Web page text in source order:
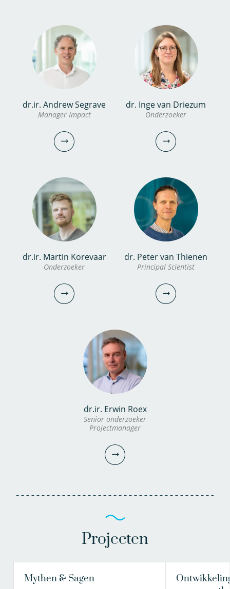
joeri.willet@kwrwater.nl
profiel
janine.de.wit@kwrwater.nl
bekijk profiel
dr.ir. Karel van
Senior onderzoeker
030-6069697
karel.van.laarhoven@kwrwater.nl
bekijk profiel
Lisa Andrews MSc
lisa.andrews@kwrwater.nl
bekijk profiel
dr.ir. Andrew Segrave
Manager Impact
dr.ir. Andrew Segrave
Manager Impact
Andrew.Segrave@kwrwater.nl
bekijk profiel
dr. Inge van Driezum
Onderzoeker
dr. Inge van Driezum
Onderzoeker
030-6069735
inge.van.driezum@kwrwater.nl
bekijk profiel
dr.ir. Martin Korevaar
Onderzoeker
dr.ir. Martin Korevaar
bekijk profiel
dr. Peter van Thienen
Principal Scientist
dr. Peter van Thienen
dr.ir. Erwin Roex
Senior onderzoeker
Projectmanager
dr.ir. Erwin Roex
Projecten
Mythen & Sagen